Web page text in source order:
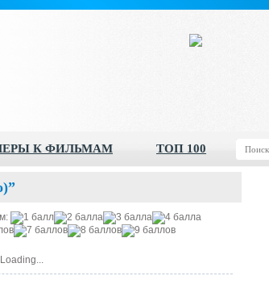
К ФИЛЬМАМ ТОП 100
Loading...